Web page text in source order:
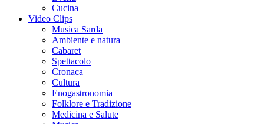
Cucina
Video Clips
Musica Sarda
Ambiente e natura
Cabaret
Spettacolo
Cronaca
Cultura
Enogastronomia
Folklore e Tradizione
Medicina e Salute